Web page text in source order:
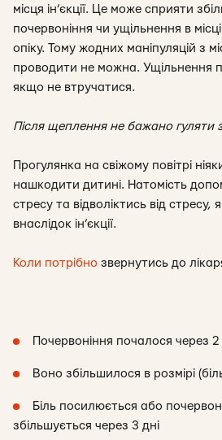
місця ін’єкції. Це може сприяти
почервоніння чи ущільнення в
опіку. Тому жодних маніпуляцій з
проводити не можна. Ущільнення
якщо не втручатися.
Після щеплення не бажано гуляти
Прогулянка на свіжому повітрі
нашкодити дитині. Натомість
стресу та відволіктись від стресу,
внаслідок ін’єкції.
Коли потрібно звернутись до
Почервоніння почалося через
Воно збільшилося в розмірі
Біль посилюється або
збільшується через 3 дні